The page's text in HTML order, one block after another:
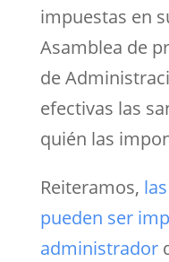
impuestas en
Asamblea de
de
efectivas las
quién las
Reiteramos,
pueden ser
administrador